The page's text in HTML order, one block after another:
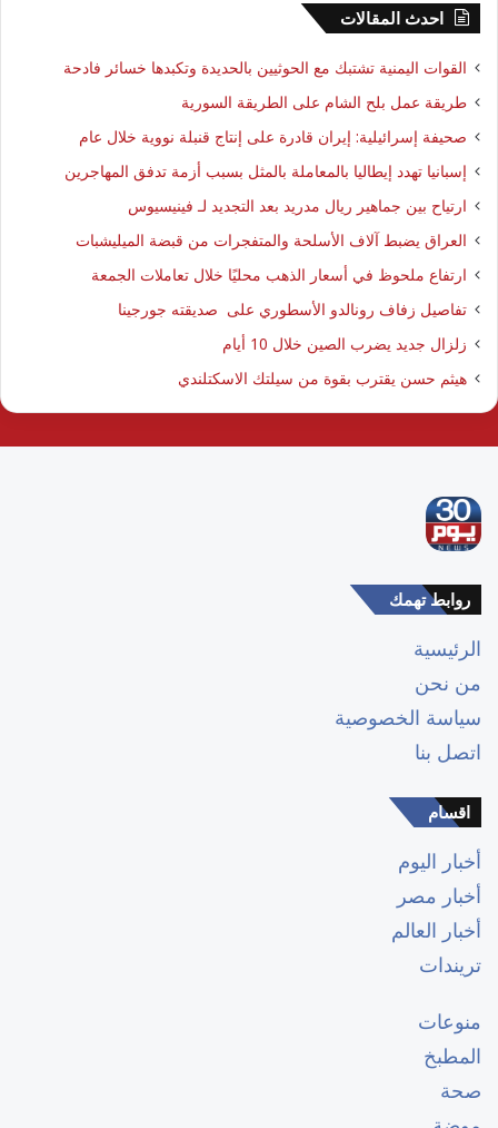
احدث المقالات
القوات اليمنية تشتبك مع الحوثيين بالحديدة وتكبدها خسائر فادحة
طريقة عمل بلح الشام على الطريقة السورية
صحيفة إسرائيلية: إيران قادرة على إنتاج قنبلة نووية خلال عام
إسبانيا تهدد إيطاليا بالمعاملة بالمثل بسبب أزمة تدفق المهاجرين
ارتياح بين جماهير ريال مدريد بعد التجديد لـ فينيسيوس
العراق يضبط آلاف الأسلحة والمتفجرات من قبضة الميليشبات
ارتفاع ملحوظ في أسعار الذهب محليًا خلال تعاملات الجمعة
تفاصيل زفاف رونالدو الأسطوري على صديقته جورجينا
زلزال جديد يضرب الصين خلال 10 أيام
هيثم حسن يقترب بقوة من سيلتك الاسكتلندي
روابط تهمك
الرئيسية
من نحن
سياسة الخصوصية
اتصل بنا
اقسام
أخبار اليوم
أخبار مصر
أخبار العالم
تريندات
منوعات
المطبخ
صحة